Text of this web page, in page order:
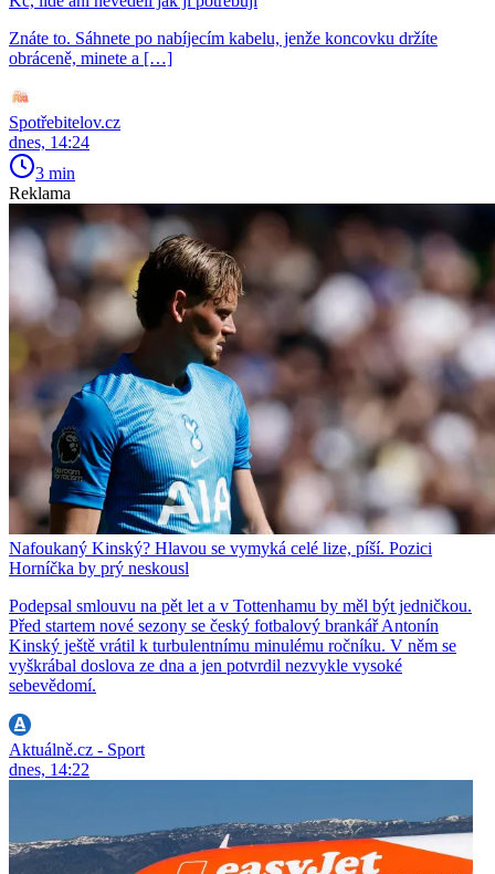
Znáte to. Sáhnete po nabíjecím kabelu, jenže koncovku držíte
obráceně, minete a […]
Spotřebitelov.cz
dnes, 14:24
3 min
Reklama
Nafoukaný Kinský? Hlavou se vymyká celé lize, píší. Pozici
Horníčka by prý neskousl
Podepsal smlouvu na pět let a v Tottenhamu by měl být jedničkou.
Před startem nové sezony se český fotbalový brankář Antonín
Kinský ještě vrátil k turbulentnímu minulému ročníku. V něm se
vyškrábal doslova ze dna a jen potvrdil nezvykle vysoké
sebevědomí.
Aktuálně.cz - Sport
dnes, 14:22